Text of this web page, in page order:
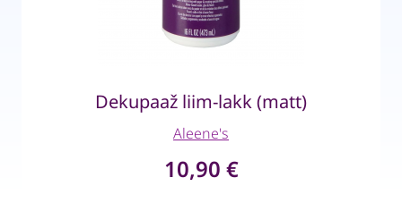
Dekupaaž liim-lakk (matt)
Aleene's
10,90 €